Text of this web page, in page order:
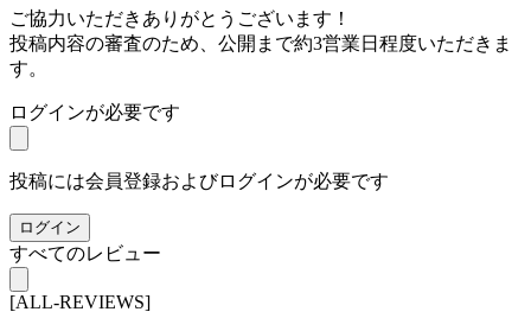
ご協力いただきありがとうございます！
投稿内容の審査のため、公開まで約3営業日程度いただきま
す。
ログインが必要です
投稿には会員登録およびログインが必要です
ログイン
すべてのレビュー
[ALL-REVIEWS]